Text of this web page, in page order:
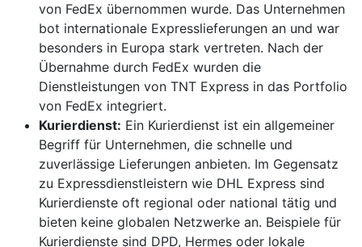
von FedEx übernommen wurde. Das Unternehmen
bot internationale Expresslieferungen an und war
besonders in Europa stark vertreten. Nach der
Übernahme durch FedEx wurden die
Dienstleistungen von TNT Express in das Portfolio
von FedEx integriert.
Kurierdienst: Ein Kurierdienst ist ein allgemeiner
Begriff für Unternehmen, die schnelle und
zuverlässige Lieferungen anbieten. Im Gegensatz
zu Expressdienstleistern wie DHL Express sind
Kurierdienste oft regional oder national tätig und
bieten keine globalen Netzwerke an. Beispiele für
Kurierdienste sind DPD, Hermes oder lokale